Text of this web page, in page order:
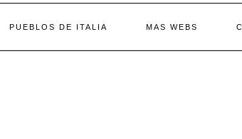
PUEBLOS DE ITALIA MAS WEBS